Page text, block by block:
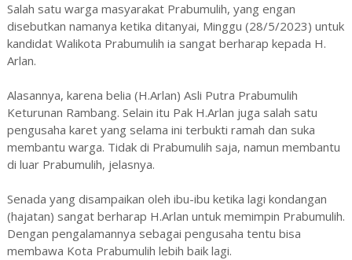
Salah satu warga masyarakat Prabumulih, yang engan
disebutkan namanya ketika ditanyai, Minggu (28/5/2023) untuk
kandidat Walikota Prabumulih ia sangat berharap kepada H.
Arlan.
Alasannya, karena belia (H.Arlan) Asli Putra Prabumulih
Keturunan Rambang. Selain itu Pak H.Arlan juga salah satu
pengusaha karet yang selama ini terbukti ramah dan suka
membantu warga. Tidak di Prabumulih saja, namun membantu
di luar Prabumulih, jelasnya.
Senada yang disampaikan oleh ibu-ibu ketika lagi kondangan
(hajatan) sangat berharap H.Arlan untuk memimpin Prabumulih.
Dengan pengalamannya sebagai pengusaha tentu bisa
membawa Kota Prabumulih lebih baik lagi.